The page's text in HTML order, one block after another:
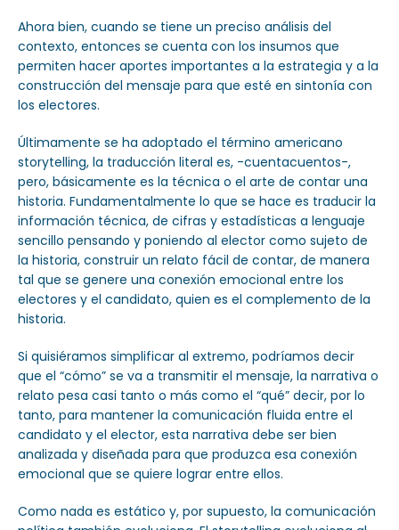
Ahora bien, cuando se tiene un preciso análisis del
contexto, entonces se cuenta con los insumos que
permiten hacer aportes importantes a la estrategia y a la
construcción del mensaje para que esté en sintonía con
los electores.
Últimamente se ha adoptado el término americano
storytelling, la traducción literal es, -cuentacuentos-,
pero, básicamente es la técnica o el arte de contar una
historia. Fundamentalmente lo que se hace es traducir la
información técnica, de cifras y estadísticas a lenguaje
sencillo pensando y poniendo al elector como sujeto de
la historia, construir un relato fácil de contar, de manera
tal que se genere una conexión emocional entre los
electores y el candidato, quien es el complemento de la
historia.
Si quisiéramos simplificar al extremo, podríamos decir
que el “cómo” se va a transmitir el mensaje, la narrativa o
relato pesa casi tanto o más como el “qué” decir, por lo
tanto, para mantener la comunicación fluida entre el
candidato y el elector, esta narrativa debe ser bien
analizada y diseñada para que produzca esa conexión
emocional que se quiere lograr entre ellos.
Como nada es estático y, por supuesto, la comunicación